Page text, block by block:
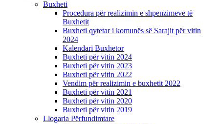
Buxheti
Procedura për realizimin e shpenzimeve të
Buxhetit
Buxheti qytetar i komunës së Sarajit për vitin
2024
Kalendari Buxhetor
Buxheti për vitin 2024
Buxheti për vitin 2023
Buxheti për vitin 2022
Vendim për realizimin e buxhetit 2022
Buxheti për vitin 2021
Buxheti për vitin 2020
Buxheti për vitin 2019
Llogaria Përfundimtare